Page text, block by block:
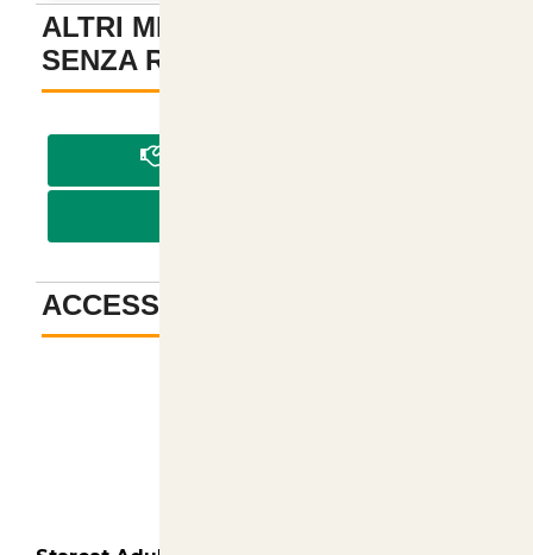
ALTRI METODI DI PAGAMENTO
SENZA REGISTRAZIONE
ACCESSORI